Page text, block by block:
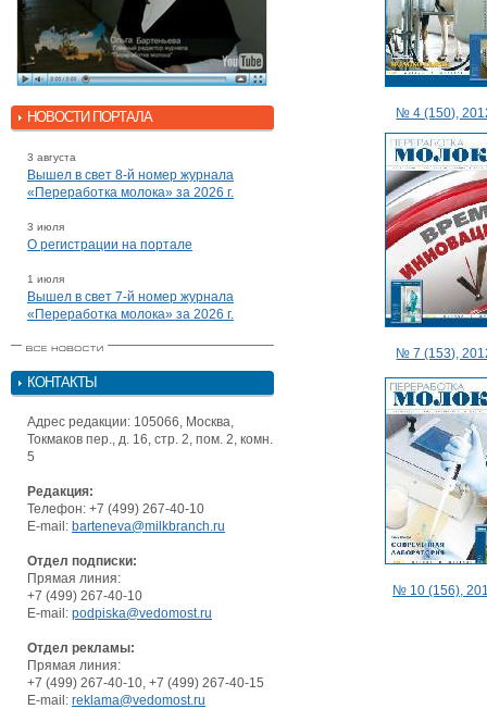
НОВОСТИ ПОРТАЛА
3 августа
Вышел в свет 8-й номер журнала
«Переработка молока» за 2026 г.
3 июля
О регистрации на портале
1 июля
Вышел в свет 7-й номер журнала
«Переработка молока» за 2026 г.
КОНТАКТЫ
Адрес редакции: 105066, Москва,
Токмаков пер., д. 16, стр. 2, пом. 2, комн.
5
Редакция:
Телефон: +7 (499) 267-40-10
E-mail: barteneva@milkbranch.ru
Отдел подписки:
Прямая линия:
+7 (499) 267-40-10
E-mail: podpiska@vedomost.ru
Отдел рекламы:
Прямая линия:
+7 (499) 267-40-10, +7 (499) 267-40-15
E-mail: reklama@vedomost.ru
№ 4 (150),
№ 7 (153),
№ 10 (156),